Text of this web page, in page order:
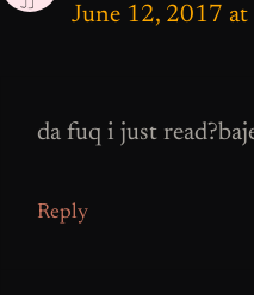
June 12, 2017
da fuq i just
Reply